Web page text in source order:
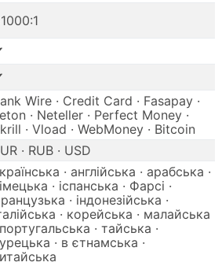
Wire · Credit Card · Fasapay ·
· Neteller · Perfect Money ·
· Vload · WebMoney · Bitcoin
· RUB · USD
· англійська · арабська ·
· іспанська · Фарсі ·
· індонезійська ·
· корейська · малайська
португальська · тайська ·
· в єтнамська ·